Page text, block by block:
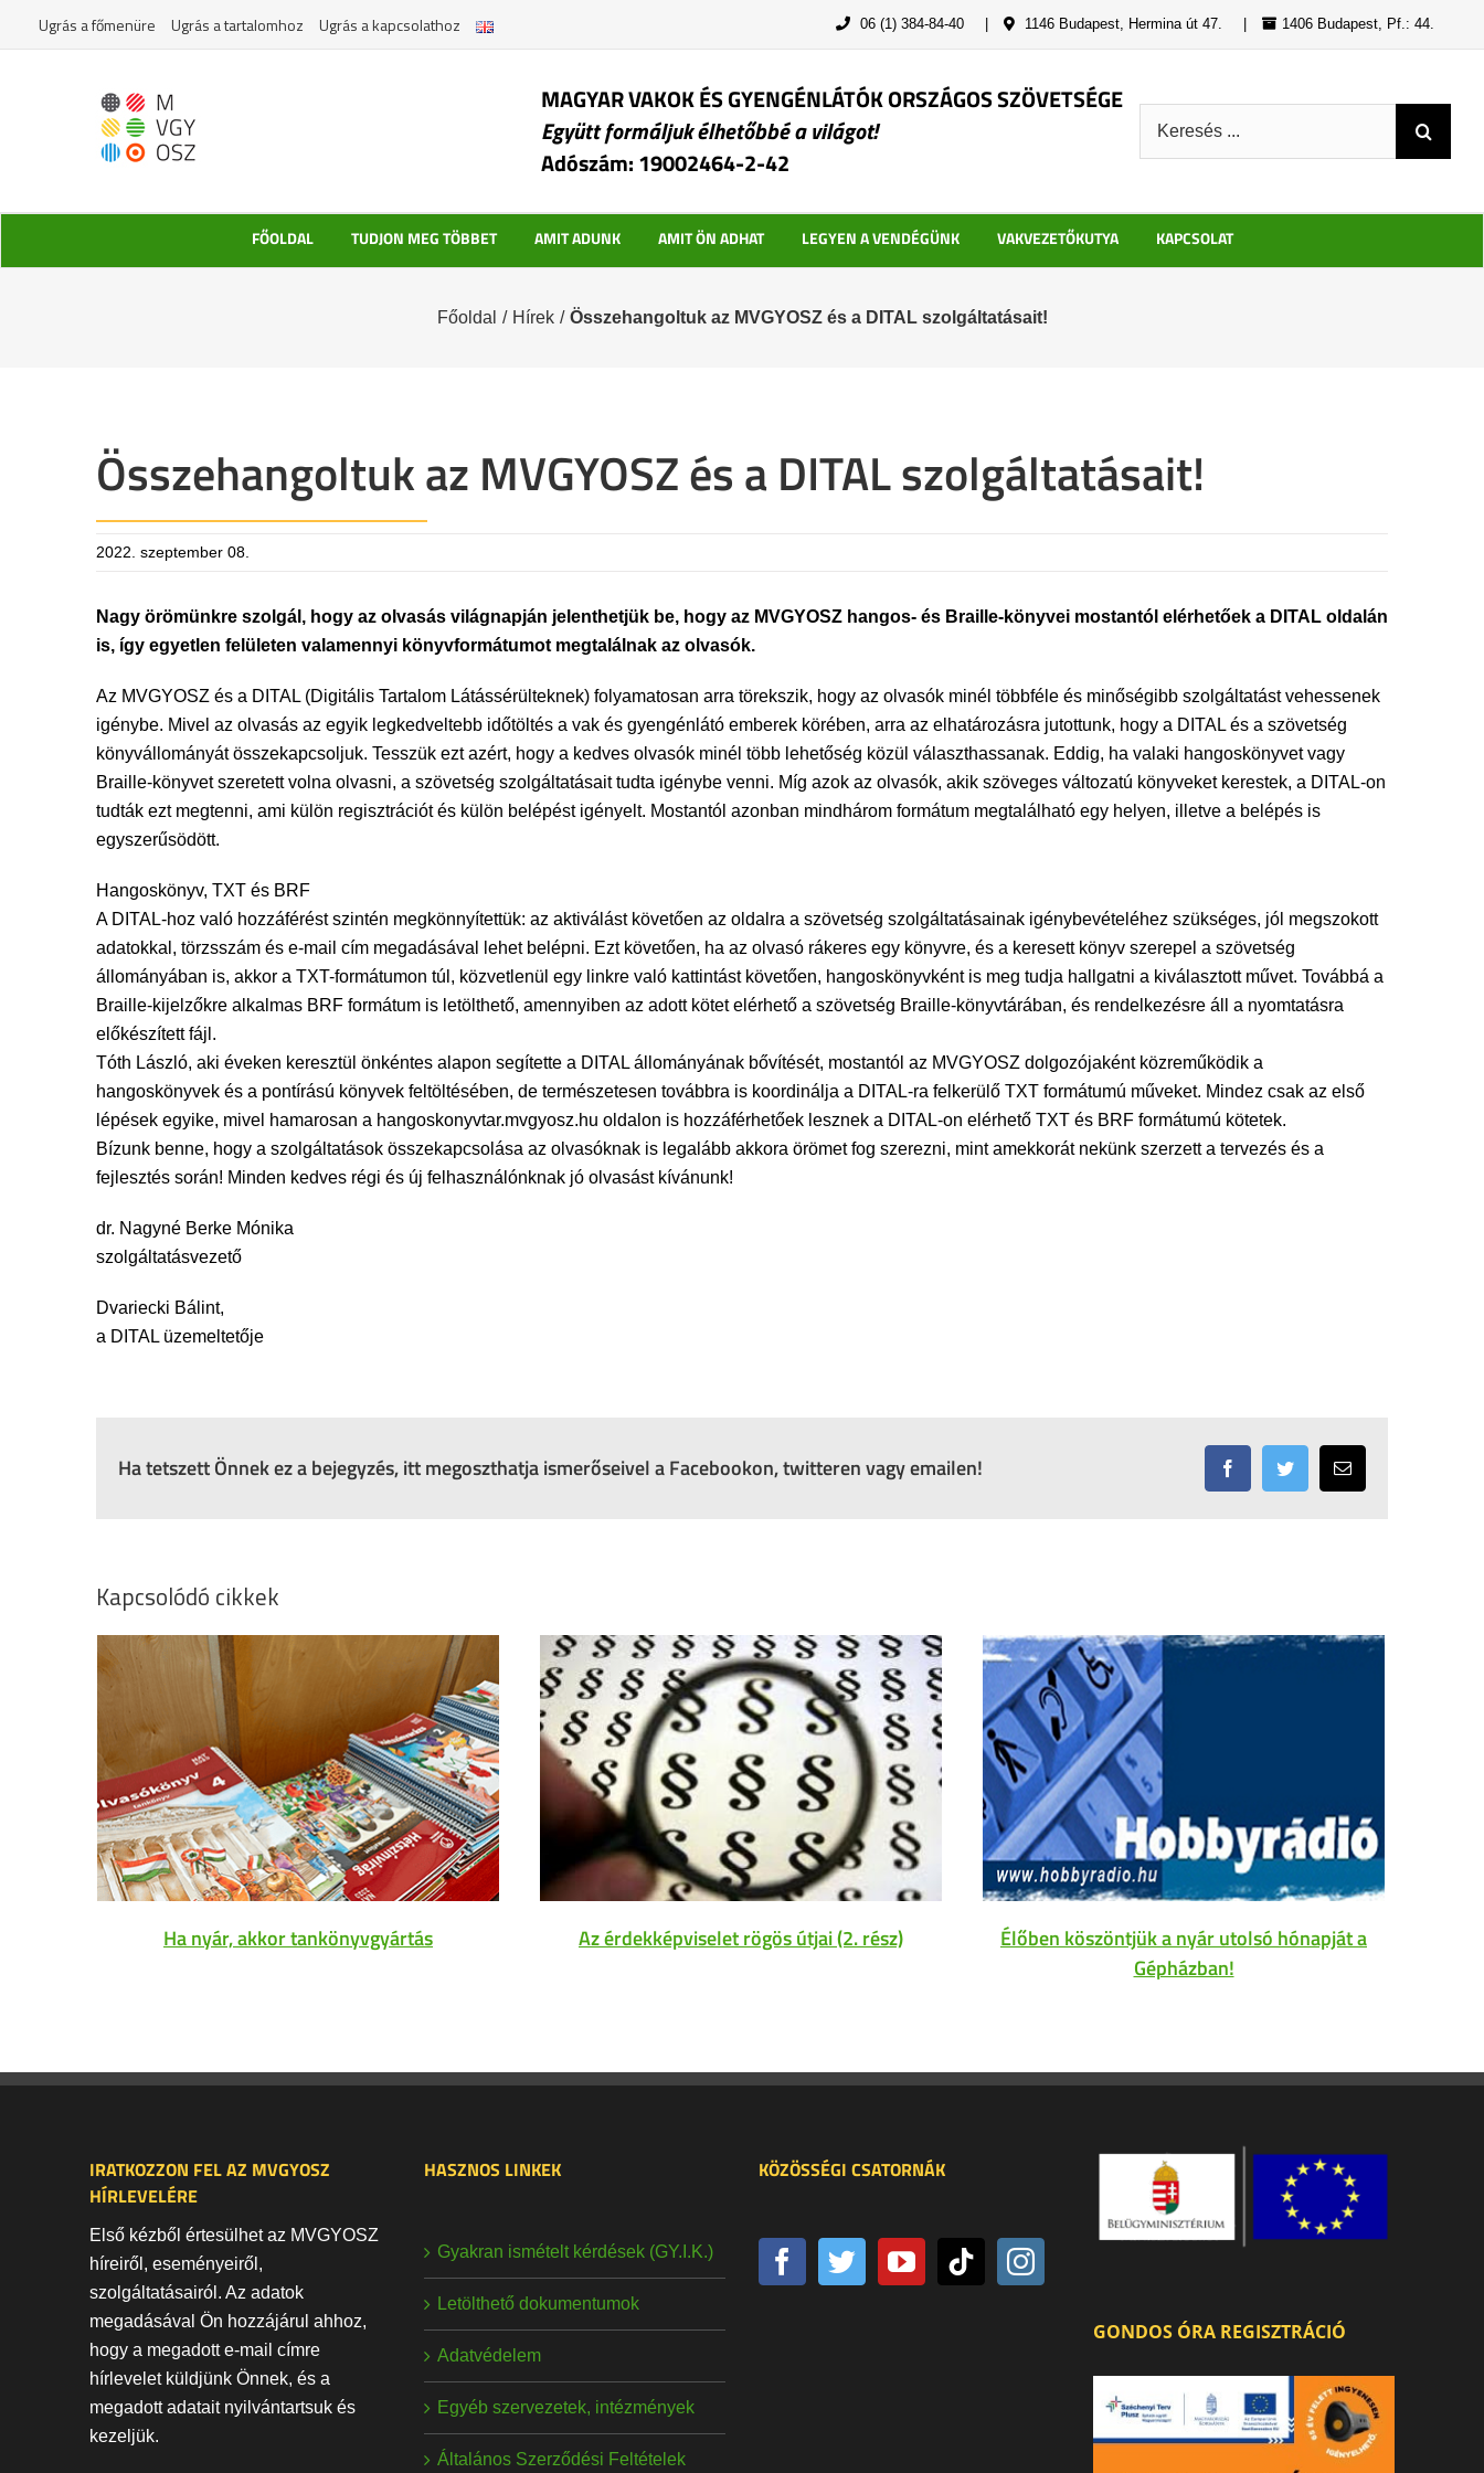
Ugrás a főmenüre Ugrás a tartalomhoz Ugrás a kapcsolathoz 06 (1) 384-84-40 1146 Budapest, Hermina út 47. 1406 Budapest, Pf.: 44.
MAGYAR VAKOK ÉS GYENGÉNLÁTÓK ORSZÁGOS SZÖVETSÉGE
Együtt formáljuk élhetőbbé a világot!
Adószám: 19002464-2-42
FŐOLDAL TUDJON MEG TÖBBET AMIT ADUNK AMIT ÖN ADHAT LEGYEN A VENDÉGÜNK VAKVEZETŐKUTYA KAPCSOLAT
Főoldal / Hírek / Összehangoltuk az MVGYOSZ és a DITAL szolgáltatásait!
Összehangoltuk az MVGYOSZ és a DITAL szolgáltatásait!
2022. szeptember 08.
Nagy örömünkre szolgál, hogy az olvasás világnapján jelenthetjük be, hogy az MVGYOSZ hangos- és Braille-könyvei mostantól elérhetőek a DITAL oldalán
is, így egyetlen felületen valamennyi könyvformátumot megtalálnak az olvasók.
Az MVGYOSZ és a DITAL (Digitális Tartalom Látássérülteknek) folyamatosan arra törekszik, hogy az olvasók minél többféle és minőségibb szolgáltatást vehessenek
igénybe. Mivel az olvasás az egyik legkedveltebb időtöltés a vak és gyengénlátó emberek körében, arra az elhatározásra jutottunk, hogy a DITAL és a szövetség
könyvállományát összekapcsoljuk. Tesszük ezt azért, hogy a kedves olvasók minél több lehetőség közül választhassanak. Eddig, ha valaki hangoskönyvet vagy
Braille-könyvet szeretett volna olvasni, a szövetség szolgáltatásait tudta igénybe venni. Míg azok az olvasók, akik szöveges változatú könyveket kerestek, a DITAL-on
tudták ezt megtenni, ami külön regisztrációt és külön belépést igényelt. Mostantól azonban mindhárom formátum megtalálható egy helyen, illetve a belépés is
egyszerűsödött.
Hangoskönyv, TXT és BRF
A DITAL-hoz való hozzáférést szintén megkönnyítettük: az aktiválást követően az oldalra a szövetség szolgáltatásainak igénybevételéhez szükséges, jól megszokott
adatokkal, törzsszám és e-mail cím megadásával lehet belépni. Ezt követően, ha az olvasó rákeres egy könyvre, és a keresett könyv szerepel a szövetség
állományában is, akkor a TXT-formátumon túl, közvetlenül egy linkre való kattintást követően, hangoskönyvként is meg tudja hallgatni a kiválasztott művet. Továbbá a
Braille-kijelzőkre alkalmas BRF formátum is letölthető, amennyiben az adott kötet elérhető a szövetség Braille-könyvtárában, és rendelkezésre áll a nyomtatásra
előkészített fájl.
Tóth László, aki éveken keresztül önkéntes alapon segítette a DITAL állományának bővítését, mostantól az MVGYOSZ dolgozójaként közreműködik a
hangoskönyvek és a pontírású könyvek feltöltésében, de természetesen továbbra is koordinálja a DITAL-ra felkerülő TXT formátumú műveket. Mindez csak az első
lépések egyike, mivel hamarosan a hangoskonyvtar.mvgyosz.hu oldalon is hozzáférhetőek lesznek a DITAL-on elérhető TXT és BRF formátumú kötetek.
Bízunk benne, hogy a szolgáltatások összekapcsolása az olvasóknak is legalább akkora örömet fog szerezni, mint amekkorát nekünk szerzett a tervezés és a
fejlesztés során! Minden kedves régi és új felhasználónknak jó olvasást kívánunk!
dr. Nagyné Berke Mónika
szolgáltatásvezető
Dvariecki Bálint,
a DITAL üzemeltetője
Ha tetszett Önnek ez a bejegyzés, itt megoszthatja ismerőseivel a Facebookon, twitteren vagy emailen! FacebookTwitter Email:
Kapcsolódó cikkek
Ha nyár, akkor tankönyvgyártás Az érdekképviselet rögös útjai (2. rész)
Élőben köszöntjük a nyár utolsó hónapját a
Gépházban!
IRATKOZZON FEL AZ MVGYOSZ
HÍRLEVELÉRE
Első kézből értesülhet az MVGYOSZ
híreiről, eseményeiről,
szolgáltatásairól. Az adatok
megadásával Ön hozzájárul ahhoz,
hogy a megadott e-mail címre
hírlevelet küldjünk Önnek, és a
megadott adatait nyilvántartsuk és
kezeljük.
HASZNOS LINKEK
Gyakran ismételt kérdések (GY.I.K.)
Letölthető dokumentumok
Adatvédelem
Egyéb szervezetek, intézmények
Általános Szerződési Feltételek
KÖZÖSSÉGI CSATORNÁK
GONDOS ÓRA REGISZTRÁCIÓ